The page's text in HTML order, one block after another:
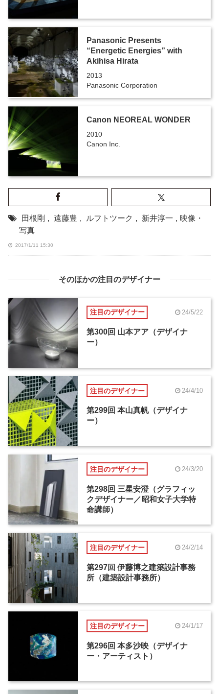
Panasonic Presents
“Energetic Energies” with
Akihisa Hirata
2013
Panasonic Corporation
Canon NEOREAL WONDER
2010
Canon Inc.
田根剛 , 遠藤豊 , ルフトツーク , 新井淳一 , 映像・
写真
2017/1/11 15:30
そのほかの注目のデザイナー
注目のデザイナー 24/5/22
第300回 山本アア（デザイナ
ー）
注目のデザイナー 24/4/10
第299回 本山真帆（デザイナ
ー）
注目のデザイナー 24/3/20
第298回 三星安澄（グラフィッ
クデザイナー／昭和女子大学特
命講師）
注目のデザイナー 24/2/14
第297回 伊藤博之建築設計事務
所（建築設計事務所）
注目のデザイナー 24/1/17
第296回 本多沙映（デザイナ
ー・アーティスト）